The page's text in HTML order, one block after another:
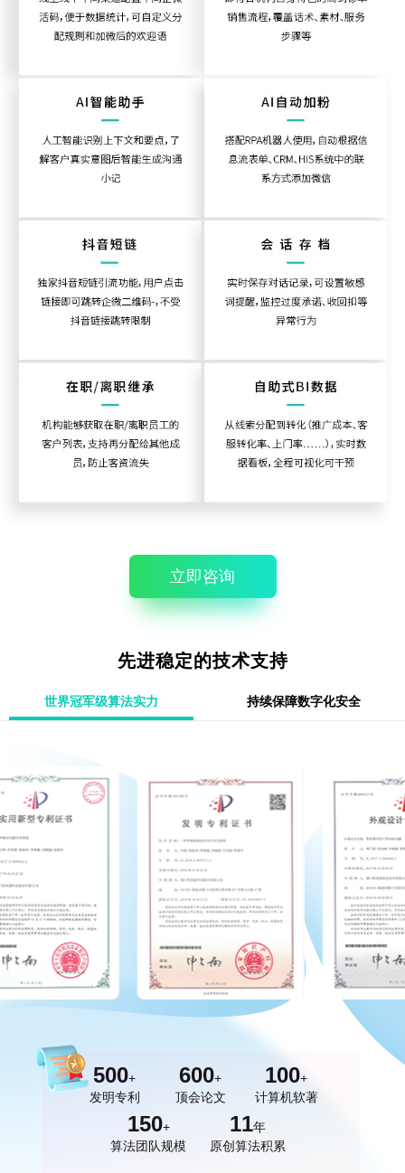
立即咨询
先进稳定的技术支持
世界冠军级算法实力 持续保障数字化安全
500+
发明专利
600+
顶会论文
100+
计算机软著
150+
算法团队规模
11年
原创算法积累